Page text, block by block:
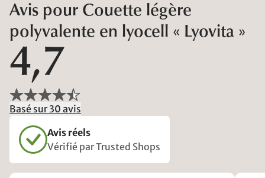
Avis pour Couette légère
polyvalente en lyocell « Lyovita »
4,7
Basé sur 30 avis
Avis réels
Vérifié par Trusted Shops